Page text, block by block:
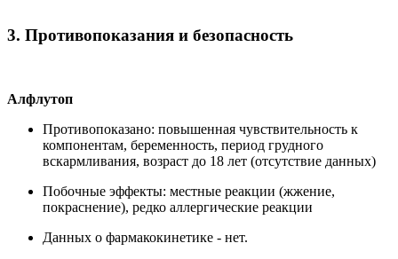
3. Противопоказания и безопасность
Алфлутоп
Противопоказано: повышенная чувствительность к
компонентам, беременность, период грудного
вскармливания, возраст до 18 лет (отсутствие данных)
Побочные эффекты: местные реакции (жжение,
покраснение), редко аллергические реакции
Данных о фармакокинетике - нет.